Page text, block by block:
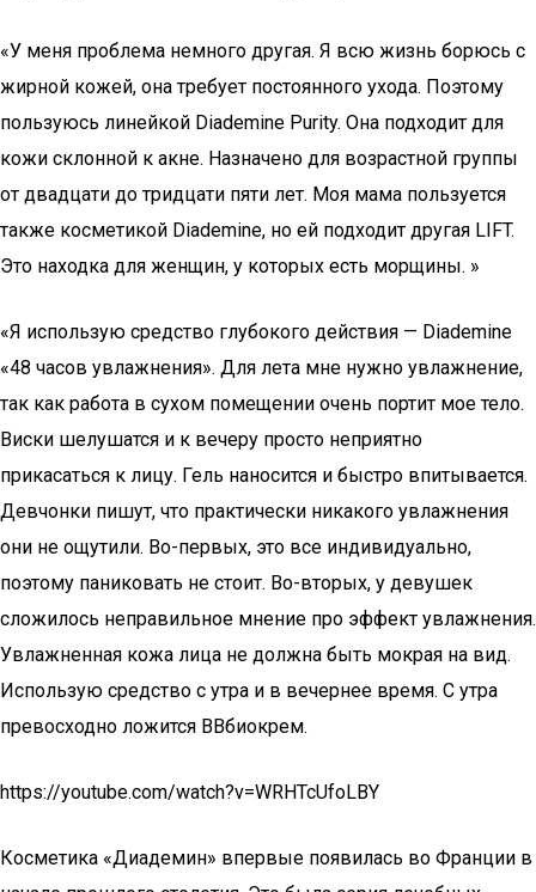
«У меня проблема немного другая. Я всю жизнь борюсь с
жирной кожей, она требует постоянного ухода. Поэтому
пользуюсь линейкой Diademine Purity. Она подходит для
кожи склонной к акне. Назначено для возрастной группы
от двадцати до тридцати пяти лет. Моя мама пользуется
также косметикой Diademine, но ей подходит другая LIFT.
Это находка для женщин, у которых есть морщины. »
«Я использую средство глубокого действия — Diademine
«48 часов увлажнения». Для лета мне нужно увлажнение,
так как работа в сухом помещении очень портит мое тело.
Виски шелушатся и к вечеру просто неприятно
прикасаться к лицу. Гель наносится и быстро впитывается.
Девчонки пишут, что практически никакого увлажнения
они не ощутили. Во-первых, это все индивидуально,
поэтому паниковать не стоит. Во-вторых, у девушек
сложилось неправильное мнение про эффект увлажнения.
Увлажненная кожа лица не должна быть мокрая на вид.
Использую средство с утра и в вечернее время. С утра
превосходно ложится ВВбиокрем.
https://youtube.com/watch?v=WRHTcUfoLBY
Косметика «Диадемин» впервые появилась во Франции в